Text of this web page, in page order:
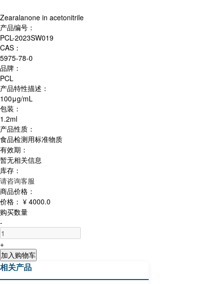
Zearalanone in acetonitrile
产品编号：
PCL-2023SW019
CAS：
5975-78-0
品牌：
PCL
产品特性描述：
100μg/mL
包装：
1.2ml
产品性质：
食品检测用标准物质
有效期：
暂无相关信息
库存：
请咨询客服
商品价格：
价格： ¥ 4000.0
购买数量
-
+
加入购物车
相关产品